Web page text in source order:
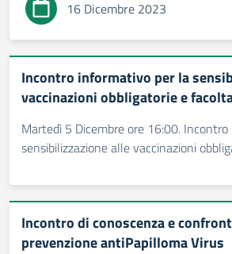
16 Dicembre 2023
Incontro informativo per la
vaccinazioni obbligatorie e
Martedì 5 Dicembre ore 16:00.
sensibilizzazione alle vaccinazioni
Incontro di conoscenza e
prevenzione antiPapilloma Virus